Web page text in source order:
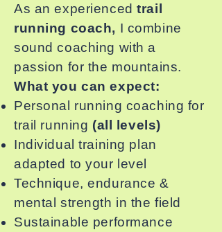
As an experiencedtrail
running coach, I combine
sound coaching with a
passion for the mountains.
What you can expect:
Personal running coaching for
trail running (all levels)
Individual training plan
adapted to your level
Technique, endurance &
mental strength in the field
Sustainable performance